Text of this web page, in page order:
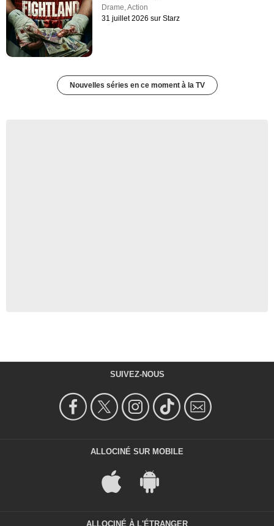
Drame ,Action
31 juillet 2026 sur Starz
Nouvelles séries en ce moment à la TV
SUIVEZ-NOUS
ALLOCINÉ SUR MOBILE
ALLOCINÉ À L'ÉTRANGER